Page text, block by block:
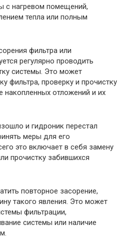
с нагревом помещений,
тепла или полным
фильтра или
регулярно проводить
системы. Это может
фильтра, проверку и прочистку
накопленных отложений и их
и гидроник перестал
меры для его
это включает в себя замену
прочистку забившихся
повторное засорение,
такого явления. Это может
фильтрации,
системы или наличие